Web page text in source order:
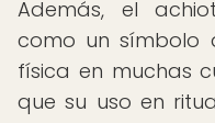
Además, el
como un símbolo
física en muchas
que su uso en